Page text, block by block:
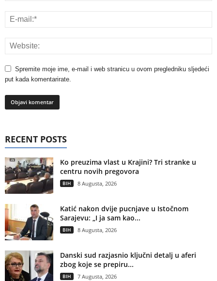
Spremite moje ime, e-mail i web stranicu u ovom pregledniku sljedeći
put kada komentarirate.
RECENT POSTS
Ko preuzima vlast u Krajini? Tri stranke u
centru novih pregovora
BIH 8 Augusta, 2026
Katić nakon dvije pucnjave u Istočnom
Sarajevu: „I ja sam kao...
BIH 8 Augusta, 2026
Danski sud razjasnio ključni detalj u aferi
zbog koje se prepiru...
BIH 7 Augusta, 2026